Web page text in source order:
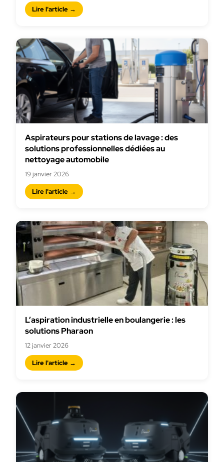
Lire l'article →
Aspirateurs pour stations de lavage : des
solutions professionnelles dédiées au
nettoyage automobile
19 janvier 2026
Lire l'article →
L’aspiration industrielle en boulangerie : les
solutions Pharaon
12 janvier 2026
Lire l'article →